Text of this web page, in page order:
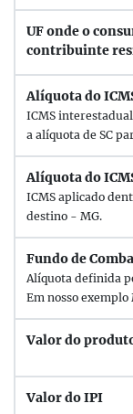
UF onde o
contribuinte
Alíquota do
ICMS
a alíquota de SC
Alíquota do
ICMS aplicado
destino - MG.
Fundo de
Alíquota definida
Em nosso exemplo
Valor do
Valor do IPI